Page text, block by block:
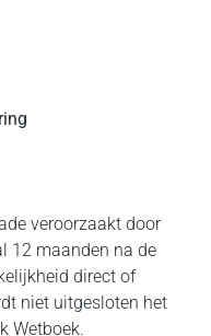
veroorzaakt door
12 maanden na de
direct of
niet uitgesloten het
Wetboek.